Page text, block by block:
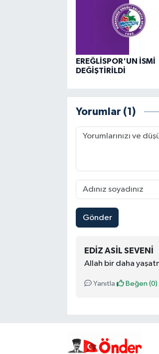
EREĞLİSPOR'UN İSMİ
DEĞİŞTİRİLDİ
Yorumlar (1)
Gönder
EDIZ ASIL SEVENI
Allah bir daha
Yanıtla Beğen (0)